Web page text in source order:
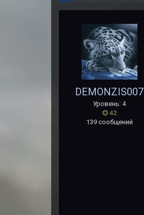
DEMONZIS007
Уровень: 4
42
139 сообщений